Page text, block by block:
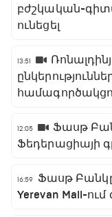
բժշկական-
ունեցել
13:51
12:05
Ֆասթ
Ֆեդերացիայի
16:59
Ֆասթ Բանկը
Yerevan Mall-